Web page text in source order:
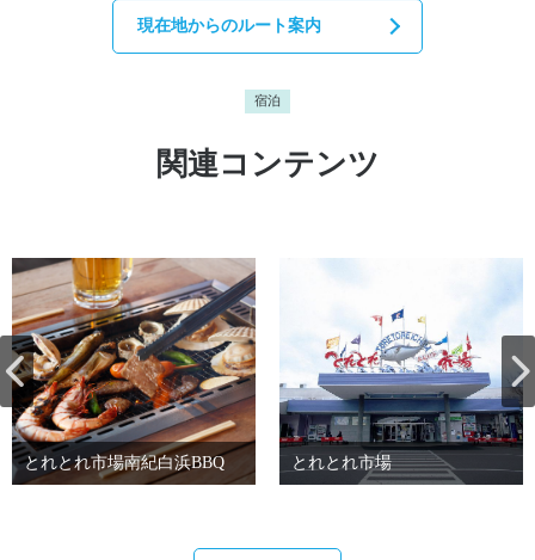
現在地からのルート案内
宿泊
関連コンテンツ
とれとれ市場南紀白浜BBQ とれとれ市場